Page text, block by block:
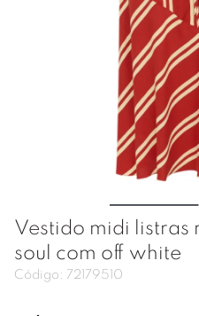
Vestido midi listras
soul com off white
Código: 72179510